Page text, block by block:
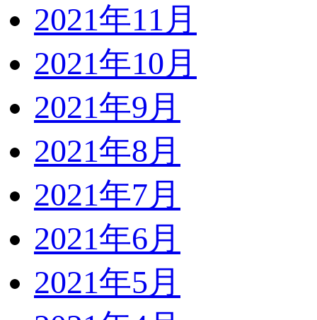
2021年11月
2021年10月
2021年9月
2021年8月
2021年7月
2021年6月
2021年5月